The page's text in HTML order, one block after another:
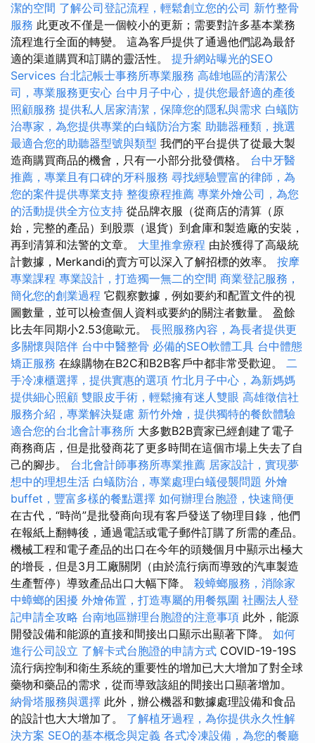
潔的空間 了解公司登記流程，輕鬆創立您的公司 新竹整骨
服務 此更改不僅是一個較小的更新；需要對許多基本業務
流程進行全面的轉變。 這為客戶提供了通過他們認為最舒
適的渠道購買和訂購的靈活性。 提升網站曝光的SEO
Services 台北記帳士事務所專業服務 高雄地區的清潔公
司，專業服務更安心 台中月子中心，提供您最舒適的產後
照顧服務 提供私人居家清潔，保障您的隱私與需求 白蟻防
治專家，為您提供專業的白蟻防治方案 助聽器種類，挑選
最適合您的助聽器型號與類型 我們的平台提供了從最大製
造商購買商品的機會，只有一小部分批發價格。 台中牙醫
推薦，專業且有口碑的牙科服務 尋找經驗豐富的律師，為
您的案件提供專業支持 整復療程推薦 專業外燴公司，為您
的活動提供全方位支持 從品牌衣服（從商店的清算（原
始，完整的產品）到股票（退貨）到倉庫和製造廠的安裝，
再到清算和法警的文章。 大里推拿療程 由於獲得了高級統
計數據，Merkandi的賣方可以深入了解招標的效率。 按摩
專業課程 專業設計，打造獨一無二的空間 商業登記服務，
簡化您的創業過程 它觀察數據，例如要約和配置文件的視
圖數量，並可以檢查個人資料或要約的關注者數量。 盈餘
比去年同期小2.53億歐元。 長照服務內容，為長者提供更
多關懷與陪伴 台中中醫整骨 必備的SEO軟體工具 台中體態
矯正服務 在線購物在B2C和B2B客戶中都非常受歡迎。 二
手冷凍櫃選擇，提供實惠的選項 竹北月子中心，為新媽媽
提供細心照顧 雙眼皮手術，輕鬆擁有迷人雙眼 高雄徵信社
服務介紹，專業解決疑慮 新竹外燴，提供獨特的餐飲體驗
適合您的台北會計事務所 大多數B2B賣家已經創建了電子
商務商店，但是批發商花了更多時間在這個市場上失去了自
己的腳步。 台北會計師事務所專業推薦 居家設計，實現夢
想中的理想生活 白蟻防治，專業處理白蟻侵襲問題 外燴
buffet，豐富多樣的餐點選擇 如何辦理台胞證，快速簡便
在古代，“時尚”是批發商向現有客戶發送了物理目錄，他們
在報紙上翻轉後，通過電話或電子郵件訂購了所需的產品。
機械工程和電子產品的出口在今年的頭幾個月中顯示出極大
的增長，但是3月工廠關閉（由於流行病而導致的汽車製造
生產暫停）導致產品出口大幅下降。 殺蟑螂服務，消除家
中蟑螂的困擾 外燴佈置，打造專屬的用餐氛圍 社團法人登
記申請全攻略 台南地區辦理台胞證的注意事項 此外，能源
開發設備和能源的直接和間接出口顯示出顯著下降。 如何
進行公司設立 了解卡式台胞證的申請方式 COVID-19-19S
流行病控制和衛生系統的重要性的增加已大大增加了對全球
藥物和藥品的需求，從而導致該組的間接出口顯著增加。
納骨塔服務與選擇 此外，辦公機器和數據處理設備和食品
的設計也大大增加了。 了解植牙過程，為你提供永久性解
決方案 SEO的基本概念與定義 各式冷凍設備，為您的餐廳